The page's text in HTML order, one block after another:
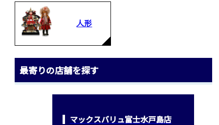
人形
最寄りの店舗を探す
マックスバリュ富士水戸島店